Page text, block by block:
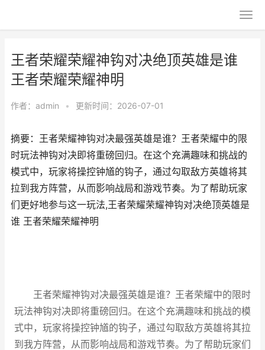
王者荣耀荣耀神钩对决绝顶英雄是谁
王者荣耀荣耀神明
作者： admin • 更新时间：2026-07-01
摘要：王者荣耀神钩对决最强英雄是谁？王者荣耀中的限
时玩法神钩对决即将重磅回归。在这个充满趣味和挑战的
模式中，玩家将操控钟馗的钩子，通过勾取敌方英雄将其
拉到我方阵营，从而影响战局和游戏节奏。为了帮助玩家
们更好地参与这一玩法,王者荣耀荣耀神钩对决绝顶英雄是
谁 王者荣耀荣耀神明
王者荣耀神钩对决最强英雄是谁？王者荣耀中的限时
玩法神钩对决即将重磅回归。在这个充满趣味和挑战的模
式中，玩家将操控钟馗的钩子，通过勾取敌方英雄将其拉
到我方阵营，从而影响战局和游戏节奏。为了帮助玩家们